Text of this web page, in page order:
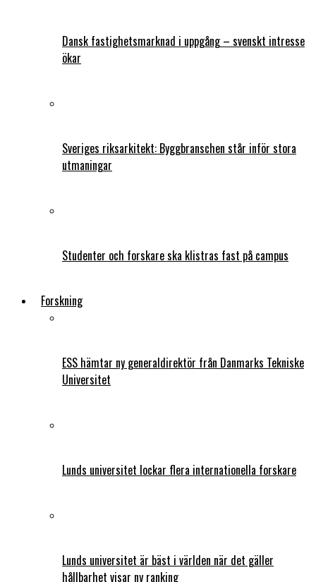
Dansk fastighetsmarknad i uppgång – svenskt intresse
ökar
Sveriges riksarkitekt: Byggbranschen står inför stora
utmaningar
Studenter och forskare ska klistras fast på campus
Forskning
ESS hämtar ny generaldirektör från Danmarks Tekniske
Universitet
Lunds universitet lockar flera internationella forskare
Lunds universitet är bäst i världen när det gäller
hållbarhet visar ny ranking